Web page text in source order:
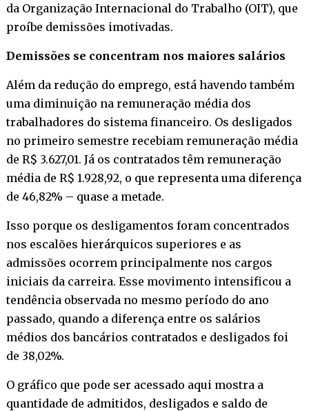
da Organização Internacional do Trabalho (OIT), que
proíbe demissões imotivadas.
Demissões se concentram nos maiores salários
Além da redução do emprego, está havendo também
uma diminuição na remuneração média dos
trabalhadores do sistema financeiro. Os desligados
no primeiro semestre recebiam remuneração média
de R$ 3.627,01. Já os contratados têm remuneração
média de R$ 1.928,92, o que representa uma diferença
de 46,82% – quase a metade.
Isso porque os desligamentos foram concentrados
nos escalões hierárquicos superiores e as
admissões ocorrem principalmente nos cargos
iniciais da carreira. Esse movimento intensificou a
tendência observada no mesmo período do ano
passado, quando a diferença entre os salários
médios dos bancários contratados e desligados foi
de 38,02%.
O gráfico que pode ser acessado aqui mostra a
quantidade de admitidos, desligados e saldo de